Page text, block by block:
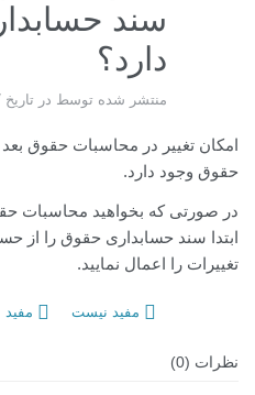
سند
دارد؟
منتشر شده توسط در تاریخ 1394/7/7 سه شنبه 17:10
امکان تغییر در محاسبات حقوق
حقوق وجود دارد.
در صورتی که بخواهید محاسبات
ابتدا سند حسابداری حقوق را از
تغییرات را اعمال نمایید.
مفید مفید نیست
نظرات (0)